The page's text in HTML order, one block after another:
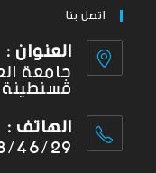
اتصل بنا
العنوان :
جامعة
قسنطينة
الهاتف :
46/29